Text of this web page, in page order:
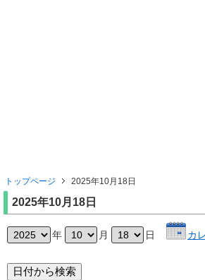
トップページ 2025年10月18日
2025年10月18日
年 月 日 カ